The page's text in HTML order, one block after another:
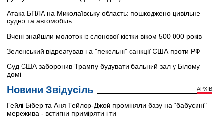
Атака БПЛА на Миколаївську область: пошкоджено цивільне
судно та автомобіль
Вчені знайшли молоток із слонової кістки віком 500 000 років
Зеленський відреагував на "пекельні" санкції США проти РФ
Суд США заборонив Трампу будувати бальний зал у Білому
домі
Новини Звідусіль АРХІВ
Гейлі Бібер та Аня Тейлор-Джой проміняли базу на "бабусині"
мережива - встигни приміряти і ти